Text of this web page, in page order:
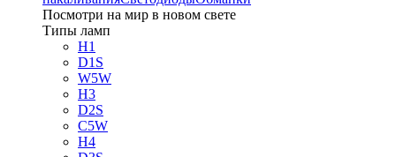
Посмотри на мир в новом свете
Типы ламп
H1
D1S
W5W
H3
D2S
C5W
H4